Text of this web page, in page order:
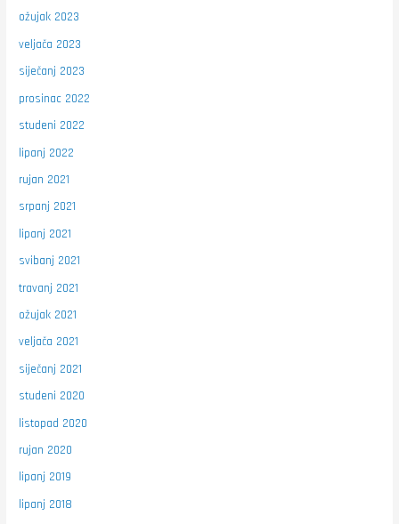
ožujak 2023
veljača 2023
siječanj 2023
prosinac 2022
studeni 2022
lipanj 2022
rujan 2021
srpanj 2021
lipanj 2021
svibanj 2021
travanj 2021
ožujak 2021
veljača 2021
siječanj 2021
studeni 2020
listopad 2020
rujan 2020
lipanj 2019
lipanj 2018